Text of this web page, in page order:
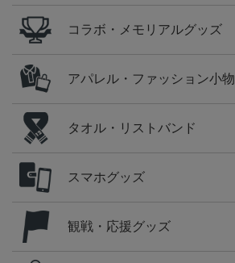
コラボ・メモリアルグッズ
アパレル・ファッション小物
タオル・リストバンド
スマホグッズ
観戦・応援グッズ